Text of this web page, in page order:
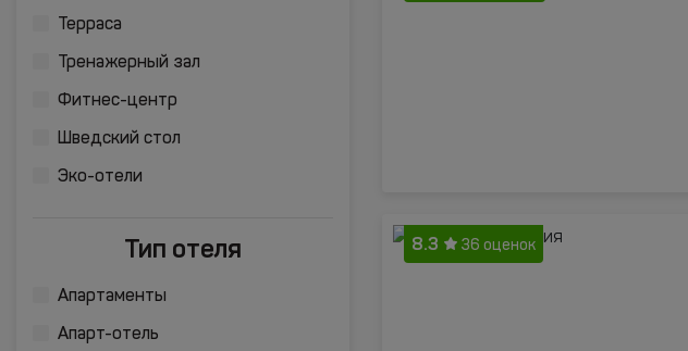
Терраса
Тренажерный зал
Фитнес-центр
Шведский стол
Эко-отели
Тип отеля
Апартаменты
Апарт-отель
8.3 36 оценок